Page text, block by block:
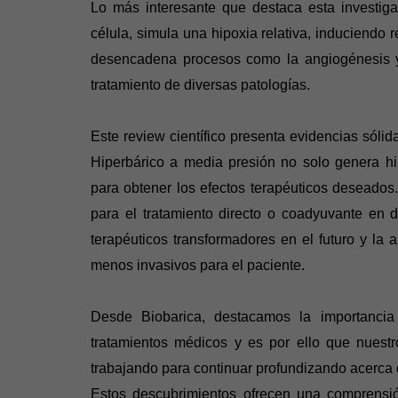
Lo más interesante que destaca esta
célula, simula una hipoxia relativa, induciendo
desencadena procesos como la
tratamiento de diversas patologías.
Este review científico presenta evidencias
Hiperbárico a media presión no solo genera
para obtener los efectos terapéuticos
para el tratamiento directo o coadyuvante en
terapéuticos transformadores en el futuro y la
menos invasivos para el paciente.
Desde Biobarica, destacamos la
tratamientos médicos y es por ello que
trabajando para continuar profundizando
Estos descubrimientos ofrecen una